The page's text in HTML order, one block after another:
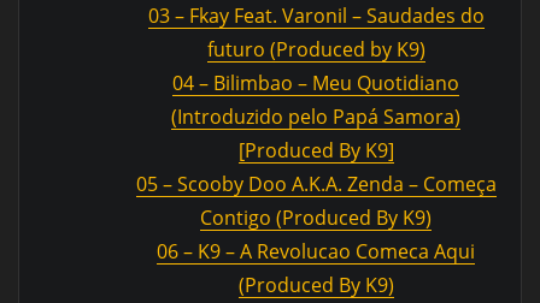
03 – Fkay Feat. Varonil – Saudades do
futuro (Produced by K9)
04 – Bilimbao – Meu Quotidiano
(Introduzido pelo Papá Samora)
[Produced By K9]
05 – Scooby Doo A.K.A. Zenda – Começa
Contigo (Produced By K9)
06 – K9 – A Revolucao Comeca Aqui
(Produced By K9)